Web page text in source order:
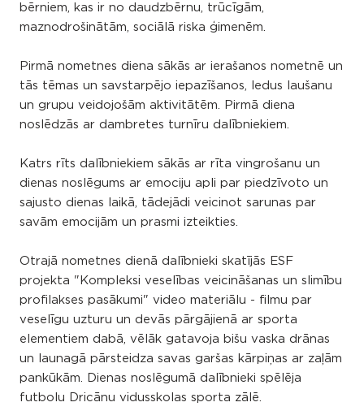
bērniem, kas ir no daudzbērnu, trūcīgām,
maznodrošinātām, sociālā riska ģimenēm.
Pirmā nometnes diena sākās ar ierašanos nometnē un
tās tēmas un savstarpējo iepazīšanos, ledus laušanu
un grupu veidojošām aktivitātēm. Pirmā diena
noslēdzās ar dambretes turnīru dalībniekiem.
Katrs rīts dalībniekiem sākās ar rīta vingrošanu un
dienas noslēgums ar emociju apli par piedzīvoto un
sajusto dienas laikā, tādejādi veicinot sarunas par
savām emocijām un prasmi izteikties.
Otrajā nometnes dienā dalībnieki skatījās ESF
projekta "Kompleksi veselības veicināšanas un slimību
profilakses pasākumi" video materiālu - filmu par
veselīgu uzturu un devās pārgājienā ar sporta
elementiem dabā, vēlāk gatavoja bišu vaska drānas
un launagā pārsteidza savas garšas kārpiņas ar zaļām
pankūkām. Dienas noslēgumā dalībnieki spēlēja
futbolu Dricānu vidusskolas sporta zālē.